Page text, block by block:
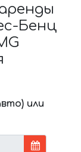
Бенц
или